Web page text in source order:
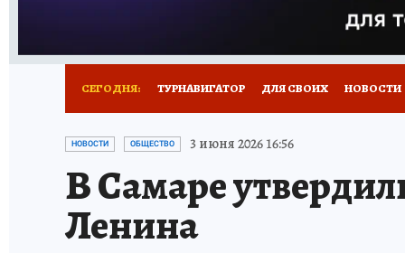
СЕГОДНЯ: ТУРНАВИГАТОР ДЛЯ СВОИХ НОВОСТИ
НАДЕЖНЫЕ РАБОТОДАТЕЛИ
НОВЫЙ ГОД В САМАРЕ КП В МАХ
КУЙБЫШЕВ - ФРОНТУ
НОВОСТИ ОБЩЕСТВО 3 июня 2026 16:56
В Самаре
Ленина